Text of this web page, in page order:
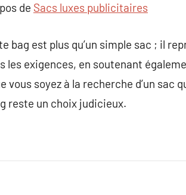
de Sacs luxes publicitaires
bag est plus qu’un simple sac ; il
les exigences, en soutenant
vous soyez à la recherche d’un sac
reste un choix judicieux.